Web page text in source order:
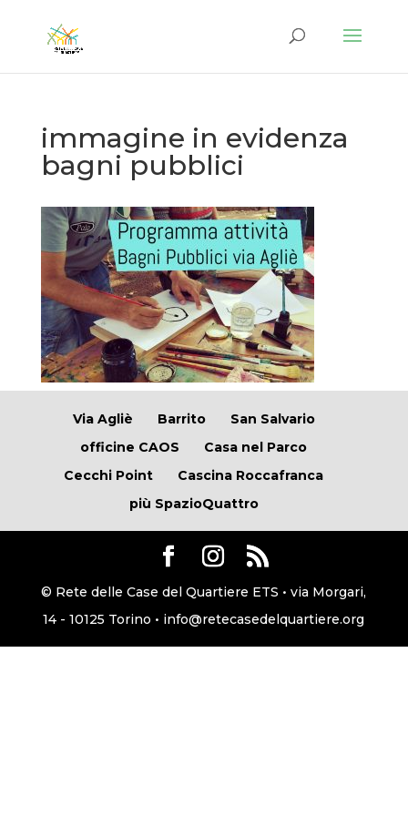
immagine in evidenza
bagni pubblici
Via Agliè Barrito
San Salvario
officine CAOS
Casa nel Parco
Cecchi Point
Cascina Roccafranca
più SpazioQuattro
© Rete delle Case del Quartiere ETS • via Morgari,
14 - 10125 Torino • info@retecasedelquartiere.org